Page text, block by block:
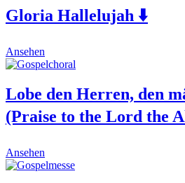
the
product
variants.
The
be
on
the
product
page
Gloria Hallelujah ⬇️
Ansehen
product
multiple
variants.
The
options
chosen
Lobe den Herren, den
(Praise to the Lord the
Ansehen
product